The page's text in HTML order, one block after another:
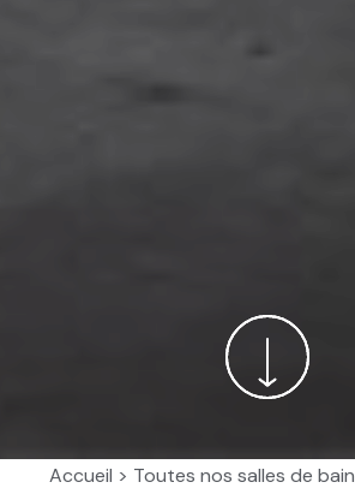
Accueil > Toutes nos salles de bain